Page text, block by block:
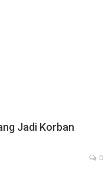
Jadi Korban
0